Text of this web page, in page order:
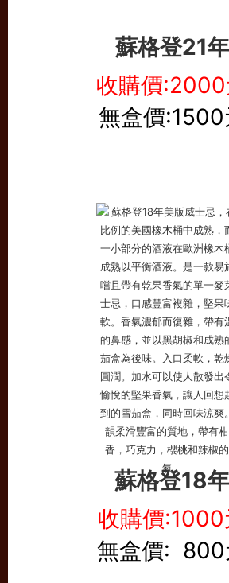
蘇格登21年
收購價
無盒價:1500
蘇格登18年
收購價:1000
無盒價: 800